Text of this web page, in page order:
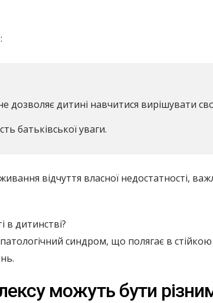
дозволяє дитині навчитися вирішувати
батьківської уваги.
відчуття власної недостатності,
в дитинстві?
синдром, що полягає в стійкою
можуть бути